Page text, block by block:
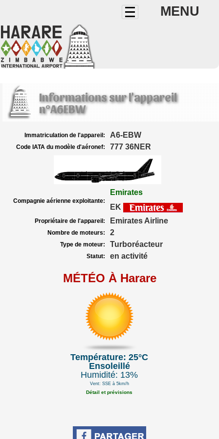
MENU
Informations sur l'appareil
n°A6EBW
Immatriculation de l'appareil: A6-EBW
Code IATA du modèle d'aéronef: 777 36NER
Compagnie aérienne exploitante:
Emirates
EK
Propriétaire de l'appareil: Emirates Airline
Nombre de moteurs: 2
Type de moteur: Turboréacteur
Statut: en activité
MÉTÉO À Harare
Température: 25°C
Ensoleillé
Humidité: 13%
Vent: SSE à 5km/h
Détail et prévisions